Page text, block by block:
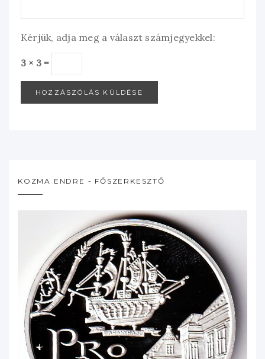
Kérjük, adja meg a választ számjegyekkel:
3 × 3 =
KOZMA ENDRE - FŐSZERKESZTŐ